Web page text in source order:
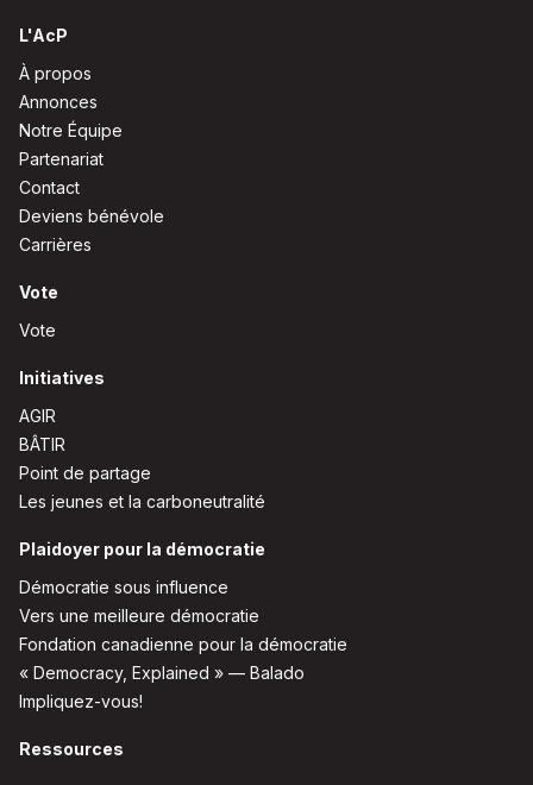
L'AcP
À propos
Annonces
Notre Équipe
Partenariat
Contact
Deviens bénévole
Carrières
Vote
Vote
Initiatives
AGIR
BÂTIR
Point de partage
Les jeunes et la carboneutralité
Plaidoyer pour la démocratie
Démocratie sous influence
Vers une meilleure démocratie
Fondation canadienne pour la démocratie
« Democracy, Explained » — Balado
Impliquez-vous!
Ressources